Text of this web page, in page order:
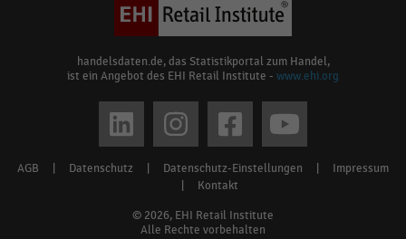
handelsdaten.de, das Statistikportal zum Handel,
ist ein Angebot des EHI Retail Institute - www.ehi.org
© 2026, EHI Retail Institute
Alle Rechte vorbehalten
Footer
AGB Datenschutz Datenschutz-Einstellungen
Impressum
Kontakt